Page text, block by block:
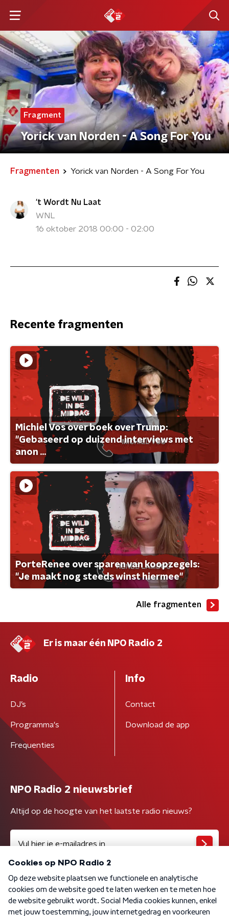
Fragment
Yorick van Norden - A Song For You
Fragmenten Yorick van Norden - A Song For You
't Wordt Nu Laat
WNL
16 oktober 2018 00:00 - 02:00
Recente fragmenten
Michiel Vos over boek over Trump:
"Gebaseerd op duizend interviews met
anon ...
PorteRenee over sparen van koopzegels:
"Je maakt nog steeds winst hiermee"
Alle fragmenten
Er is maar één NPO Radio 2
Radio
DJ’s
Programma's
Frequenties
Info
Contact
Download de app
NPO Radio 2 nieuwsbrief
Altijd op de hoogte van het laatste radio nieuws?
Algemene voorwaarden